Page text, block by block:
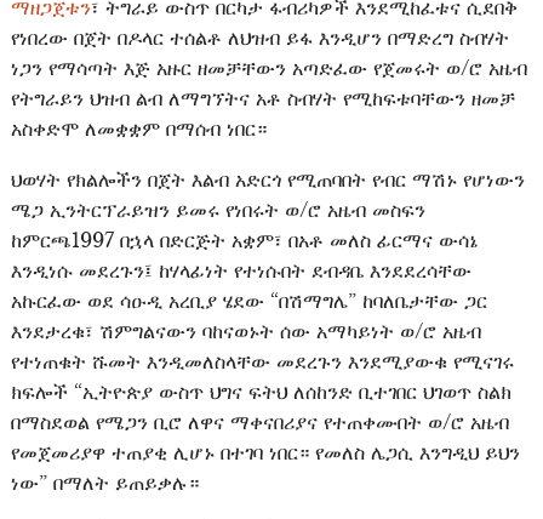
ማዘጋጀቱን፣ ትግራይ ውስጥ በርካታ ፋብሪካዎች እንደሚከፈቱና ሲደበቅ
የነበረው በጀት በዶላር ተሰልቶ ለህዝብ ይፋ እንዲሆን በማድረግ ስብሃት
ነጋን የማሳጣት እጅ አዙር ዘመቻቸውን አጣድፈው የጀመሩት ወ/ሮ አዜብ
የትግራይን ህዝብ ልብ ለማግኘትና አቶ ስብሃት የሚከፍቱባቸውን ዘመቻ
አስቀድሞ ለመቋቋም በማሰብ ነበር።
ህወሃት የክልሎችን በጀት እልብ አድርጎ የሚጠባበት የብር ማሽኑ የሆነውን
ሜጋ ኢንትርፕራይዝን ይመሩ የነበሩት ወ/ሮ አዜብ መስፍን
ከምርጫ1997 በኋላ በድርጅት አቋም፣ በአቶ መለስ ፊርማና ውሳኔ
እንዲነሱ መደረጉን፤ ከሃላፊነት የተነሱበት ደብዳቤ እንደደረሳቸው
አኩርፈው ወደ ሳዑዲ አረቢያ ሄደው “በሽማግሌ” ከባለቤታቸው ጋር
እንደታረቁ፣ ሽምግልናውን ባከናወኑት ሰው አማካይነት ወ/ሮ አዜብ
የተነጠቁት ሹመት እንዲመለስላቸው መደረጉን እንደሚያውቁ የሚናገሩ
ክፍሎች “ኢትዮጵያ ውስጥ ህግና ፍትህ ለሰከንድ ቢተገበር ህገወጥ ስልክ
በማስደወል የሜጋን ቢሮ ለዋና ማቀናበሪያና የተጠቀሙበት ወ/ሮ አዜብ
የመጀመሪያዋ ተጠያቂ ሊሆኑ በተገባ ነበር። የመለስ ሌጋሲ እንግዲህ ይህን
ነው” በማለት ይጠይቃሉ።